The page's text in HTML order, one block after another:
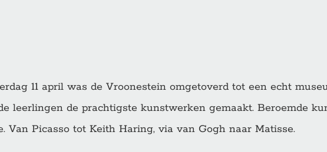
11 april was de Vroonestein omgetoverd tot een echt
leerlingen de prachtigste kunstwerken gemaakt. Beroemde
Van Picasso tot Keith Haring, via van Gogh naar Matisse.